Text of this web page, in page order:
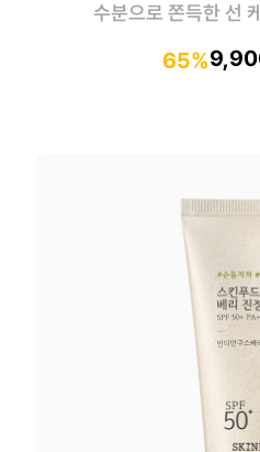
수분으로 쫀득한 선
65%